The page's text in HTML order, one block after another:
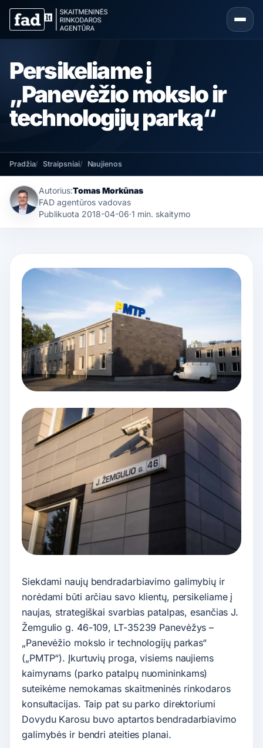
Persikeliame į
„Panevėžio mokslo ir
technologijų parką“
Pradžia Straipsniai Naujienos
Autorius:Tomas Morkūnas
FAD agentūros vadovas
Publikuota 2018-04-06·1 min. skaitymo
Siekdami naujų bendradarbiavimo galimybių ir
norėdami būti arčiau savo klientų, persikeliame į
naujas, strategiškai svarbias patalpas, esančias J.
Žemgulio g. 46-109, LT-35239 Panevėžys –
„Panevėžio mokslo ir technologijų parkas“
(„PMTP“). Įkurtuvių proga, visiems naujiems
kaimynams (parko patalpų nuomininkams)
suteikėme nemokamas skaitmeninės rinkodaros
konsultacijas. Taip pat su parko direktoriumi
Dovydu Karosu buvo aptartos bendradarbiavimo
galimybės ir bendri ateities planai.